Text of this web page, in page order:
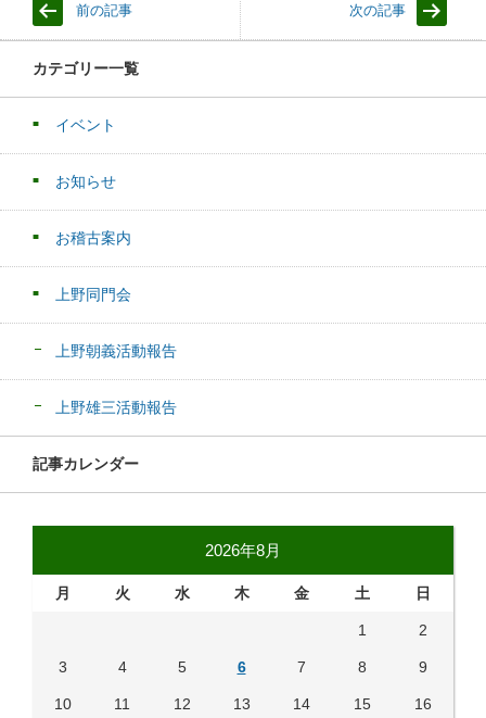
前の記事 次の記事
カテゴリー一覧
イベント
お知らせ
お稽古案内
上野同門会
上野朝義活動報告
上野雄三活動報告
記事カレンダー
2026年8月
月 火 水 木 金 土 日
1 2
3 4 5 6 7 8 9
10 11 12 13 14 15 16